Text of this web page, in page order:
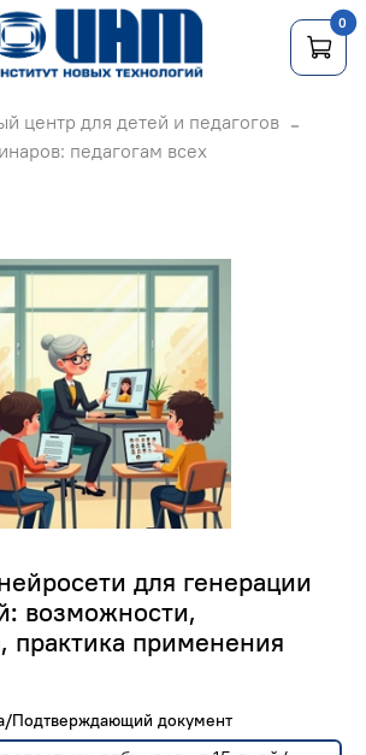
центр для детей и педагогов
педагогам всех
для генерации
возможности,
практика применения
Подтверждающий документ
0